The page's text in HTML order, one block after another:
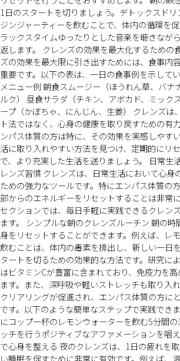
1日のスタートを切りましょう。デトックスド
ジンジャーティーを飲むことで、体内の循環を
ラックスタイムゆったりとした音楽を聴きなが
返します。 クレンズの効果を最大化するための
ズの効果を最大限に引き出すためには、食事内
重要です。以下の表は、一日の食事例を示して
メニュー例 朝食スムージー（ほうれん草、バナ
ルク） 昼食サラダ（チキン、アボカド、ミック
ープ（かぼちゃ、にんじん、生姜） クレンズは
ト法ではなく、心身の健康を取り戻すための有
ンパス体質の方は特に、その効果を実感しやす
活に取り入れやすい方法を見つけ、定期的にリ
で、より充実した生活を送りましょう。 日常生
レンズ習慣 クレンズは、日常生活において心身
ための強力なツールです。特にエンパス体質の
部からのエネルギーをリセットすることは非常
セクションでは、毎日手軽に実践できるクレン
ます。 シンプルな朝のクレンズルーチン 朝の時
身をリセットすることができます。例えば、レ
飲むことは、体内の毒素を排出し、新しい一日
タートを切るための効果的な方法です。研究に
はビタミンCが豊富に含まれており、免疫力を
ます。また、深呼吸や軽いストレッチも取り入
クリアリングが促進され、エンパス体質の方に
です。以下のような簡単なステップで実践でき
にコップ一杯のレモンウォーターを飲む5分間
ッチを行うポジティブなアファメーションを唱
で心身を整える 夜のクレンズは、1日の疲れを
い睡眠を促すために非常に有効です。例えば、